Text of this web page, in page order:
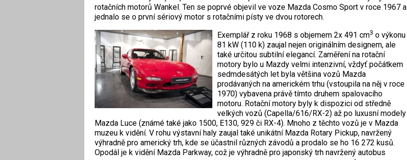
rotačních motorů Wankel. Ten se poprvé objevil ve voze Mazda Cosmo Sport v roce 1967 a
jednalo se o první sériový motor s rotačními písty ve dvou rotorech.
Exemplář z roku 1968 s objemem 2x 491 cm3 o výkonu
81 kW (110 k) zaujal nejen originálním designem, ale
také určitou subtilní elegancí. Zaměření na rotační
motory bylo u Mazdy velmi intenzivní, vždyť počátkem
sedmdesátých let byla většina vozů Mazda
prodávaných na americkém trhu (vstoupila na něj v roce
1970) vybavena právě tímto druhem spalovacího
motoru. Rotační motory byly k dispozici od středně
velkých vozů (Capella/616/RX-2) až po luxusní modely
Mazda Luce (známé také jako 1500, E130, 929 či RX-4). Mnoho z těchto vozů je v Mazda
muzeu k vidění. V rohu výstavní haly zaujal také unikátní Mazda Rotary Pickup, navržený
výhradně pro americký trh, kde se účastnil různých závodů a prodalo se ho 16 272 kusů.
Opodál je k vidění Mazda Parkway, což je výhradně pro japonský trh navržený autobus